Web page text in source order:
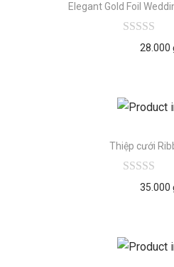
Elegant Gold Foil
28.000
Thiệp cưới
35.000